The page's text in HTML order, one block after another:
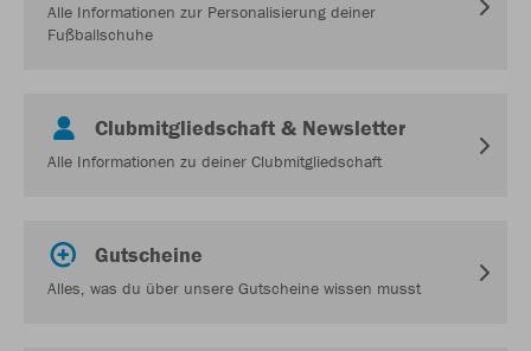
Alle Informationen zur Personalisierung deiner
Fußballschuhe
Clubmitgliedschaft & Newsletter
Alle Informationen zu deiner Clubmitgliedschaft
Gutscheine
Alles, was du über unsere Gutscheine wissen musst